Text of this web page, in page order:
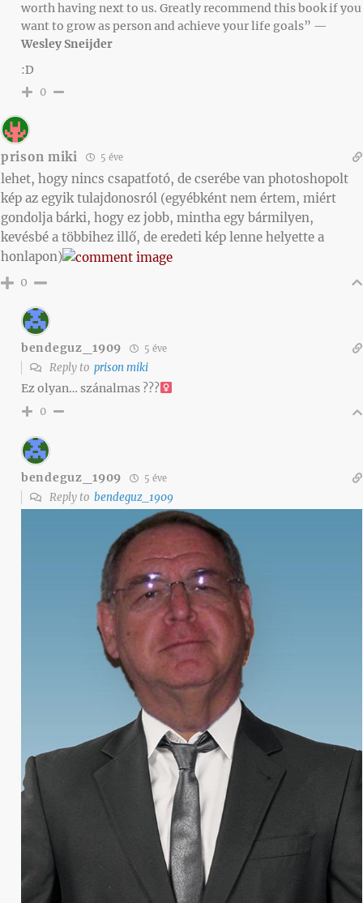
worth having next to us. Greatly recommend this book if you
want to grow as person and achieve your life goals” —
Wesley Sneijder
:D
0
prison miki 5 éve
lehet, hogy nincs csapatfotó, de cserébe van photoshopolt
kép az egyik tulajdonosról (egyébként nem értem, miért
gondolja bárki, hogy ez jobb, mintha egy bármilyen,
kevésbé a többihez illő, de eredeti kép lenne helyette a
honlapon)
0
bendeguz_1909 5 éve
Reply to prison miki
Ez olyan… szánalmas ???‍
0
bendeguz_1909 5 éve
Reply to bendeguz_1909